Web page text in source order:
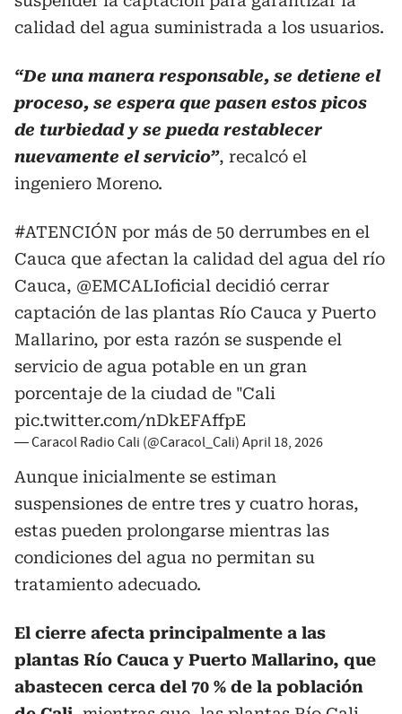
calidad del agua suministrada a los usuarios.
“De una manera responsable, se detiene el
proceso, se espera que pasen estos picos
de turbiedad y se pueda restablecer
nuevamente el servicio”, recalcó el
ingeniero Moreno.
#ATENCIÓN por más de 50 derrumbes en el
Cauca que afectan la calidad del agua del río
Cauca, @EMCALIoficial decidió cerrar
captación de las plantas Río Cauca y Puerto
Mallarino, por esta razón se suspende el
servicio de agua potable en un gran
porcentaje de la ciudad de "Cali
pic.twitter.com/nDkEFAffpE
— Caracol Radio Cali (@Caracol_Cali) April 18, 2026
Aunque inicialmente se estiman
suspensiones de entre tres y cuatro horas,
estas pueden prolongarse mientras las
condiciones del agua no permitan su
tratamiento adecuado.
El cierre afecta principalmente a las
plantas Río Cauca y Puerto Mallarino, que
abastecen cerca del 70 % de la población